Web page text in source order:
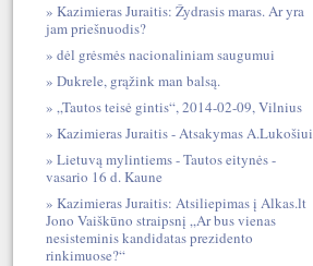
Kazimieras Juraitis: Žydrasis maras. Ar yra
jam priešnuodis?
dėl grėsmės nacionaliniam saugumui
Dukrele, grąžink man balsą.
„Tautos teisė gintis“, 2014-02-09, Vilnius
Kazimieras Juraitis - Atsakymas A.Lukošiui
Lietuvą mylintiems - Tautos eitynės -
vasario 16 d. Kaune
Kazimieras Juraitis: Atsiliepimas į Alkas.lt
Jono Vaiškūno straipsnį „Ar bus vienas
nesisteminis kandidatas prezidento
rinkimuose?“